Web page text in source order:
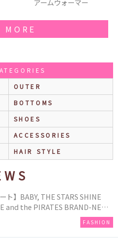
MORE
OUTER
BOTTOMS
SHOES
ACCESSORIES
HAIR STYLE
ト】BABY, THE STARS SHINE
and the PIRATES BRAND-NEW
FASHION